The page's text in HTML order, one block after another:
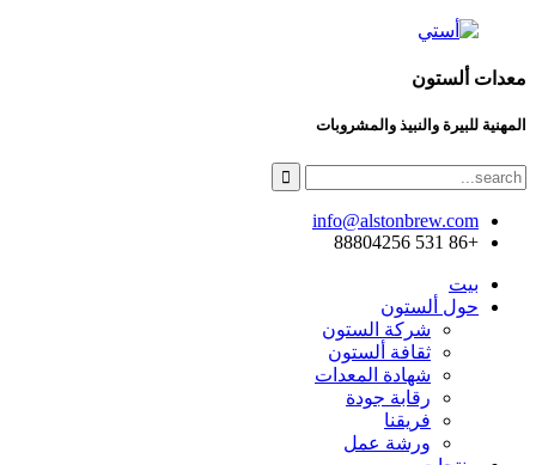
معدات ألستون
المهنية للبيرة والنبيذ والمشروبات
info@alstonbrew.com
+86 531 88804256
بيت
حول ألستون
شركة الستون
ثقافة ألستون
شهادة المعدات
رقابة جودة
فريقنا
ورشة عمل